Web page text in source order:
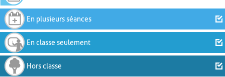
En plusieurs séances
En classe seulement
Hors classe